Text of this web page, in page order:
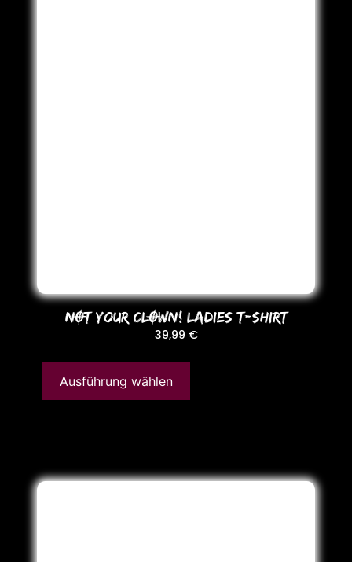
NOT YoUR CLOWN! LADIES T-SHIRT
39,99 €
Ausführung wählen